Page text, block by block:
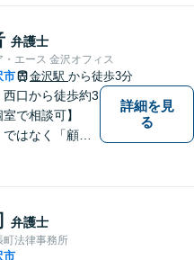
題／刑事事件
応可能。【夜
能】どうぞお
ださい。
弁護士
エース 金沢オフィス
市 金沢駅 から徒歩3分
西口から徒歩約3
で相談可】
ではなく「顧客
最高の結果に
いと考えてお
軽にご相談くだ
詳細を見
る
弁護士
町法律事務所
市